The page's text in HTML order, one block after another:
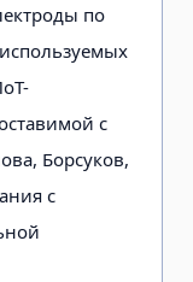
по
с
Борсуков,
с